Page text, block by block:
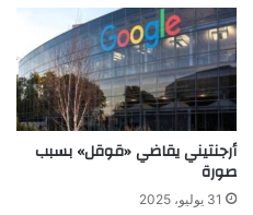
أرجنتيني يقاضي «قوقل» بسبب
صورة
31 يوليو، 2025